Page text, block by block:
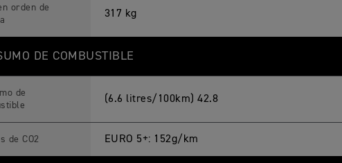
orden de
317 kg
DE COMBUSTIBLE
de
(6.6 litres/100km) 42.8
de CO2 EURO 5+: 152g/km